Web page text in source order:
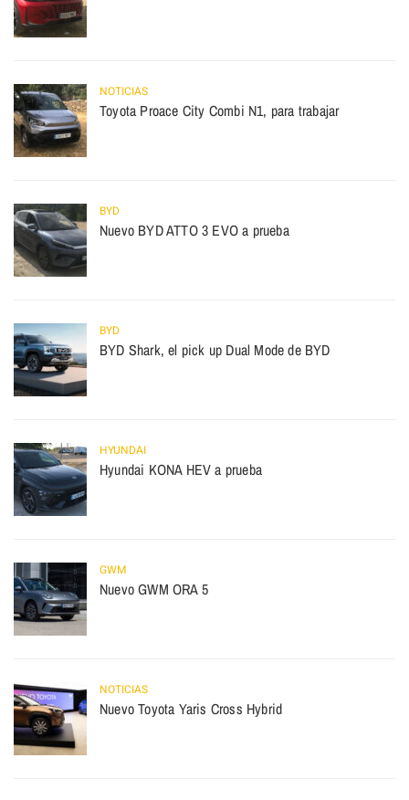
NOTICIAS
Toyota Proace City Combi N1, para trabajar
BYD
Nuevo BYD ATTO 3 EVO a prueba
BYD
BYD Shark, el pick up Dual Mode de BYD
HYUNDAI
Hyundai KONA HEV a prueba
GWM
Nuevo GWM ORA 5
NOTICIAS
Nuevo Toyota Yaris Cross Hybrid